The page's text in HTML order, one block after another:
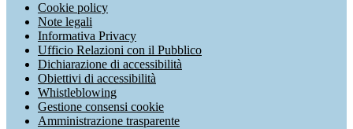
Cookie policy
Note legali
Informativa Privacy
Ufficio Relazioni con il Pubblico
Dichiarazione di accessibilità
Obiettivi di accessibilità
Whistleblowing
Gestione consensi cookie
Amministrazione trasparente